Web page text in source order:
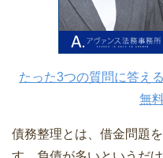
たった3つの質問に答え
無
債務整理とは、借金問題